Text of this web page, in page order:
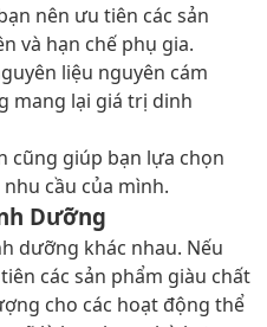
nên ưu tiên các sản
và hạn chế phụ gia.
liệu nguyên cám
mang lại giá trị dinh
cũng giúp bạn lựa chọn
cầu của mình.
Dưỡng
dưỡng khác nhau. Nếu
các sản phẩm giàu chất
cho các hoạt động thể